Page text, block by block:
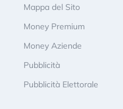
Mappa del Sito
Money Premium
Money Aziende
Pubblicità
Pubblicità Elettorale